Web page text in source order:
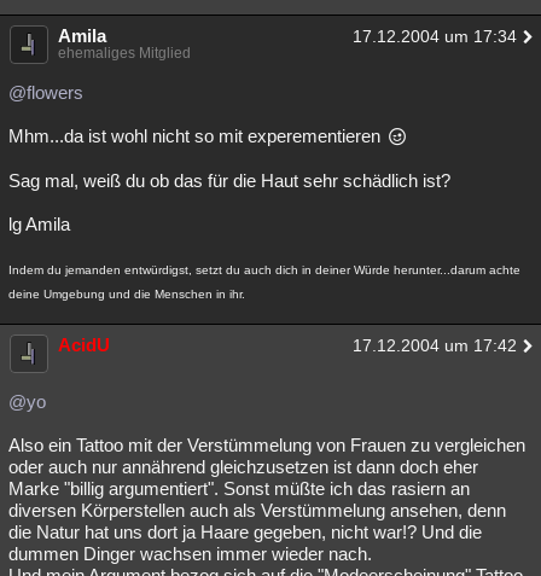
Amila 17.12.2004 um 17:34
ehemaliges Mitglied
@flowers
Mhm...da ist wohl nicht so mit experementieren
Sag mal, weiß du ob das für die Haut sehr schädlich ist?
lg Amila
Indem du jemanden entwürdigst, setzt du auch dich in deiner Würde herunter...darum achte
deine Umgebung und die Menschen in ihr.
AcidU 17.12.2004 um 17:42
@yo
Also ein Tattoo mit der Verstümmelung von Frauen zu vergleichen
oder auch nur annährend gleichzusetzen ist dann doch eher
Marke "billig argumentiert". Sonst müßte ich das rasiern an
diversen Körperstellen auch als Verstümmelung ansehen, denn
die Natur hat uns dort ja Haare gegeben, nicht war!? Und die
dummen Dinger wachsen immer wieder nach.